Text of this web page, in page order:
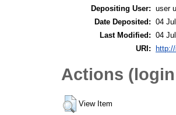
Depositing User: user
Date Deposited: 04
Last Modified: 04
URI:
Actions
View Item